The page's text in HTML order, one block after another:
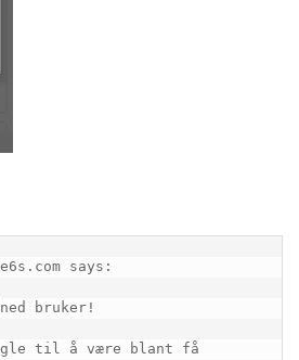
says:
bruker!
til å være blant få